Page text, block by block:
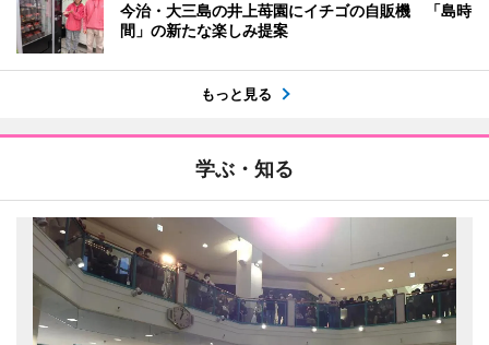
今治・大三島の井上苺園にイチゴの自販機 「島時
間」の新たな楽しみ提案
もっと見る
学ぶ・知る